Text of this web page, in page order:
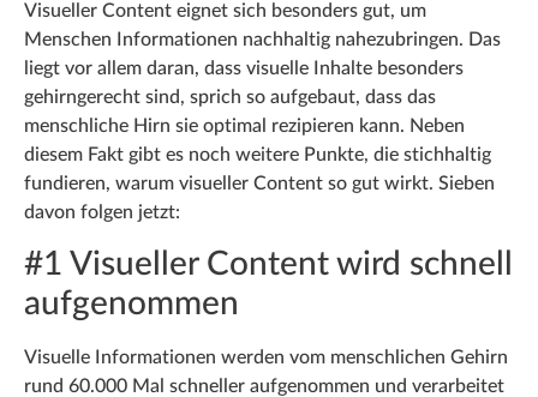
Visueller Content eignet sich besonders gut, um
Menschen Informationen nachhaltig nahezubringen. Das
liegt vor allem daran, dass visuelle Inhalte besonders
gehirngerecht sind, sprich so aufgebaut, dass das
menschliche Hirn sie optimal rezipieren kann. Neben
diesem Fakt gibt es noch weitere Punkte, die stichhaltig
fundieren, warum visueller Content so gut wirkt. Sieben
davon folgen jetzt:
#1 Visueller Content wird schnell
aufgenommen
Visuelle Informationen werden vom menschlichen Gehirn
rund 60.000 Mal schneller aufgenommen und verarbeitet